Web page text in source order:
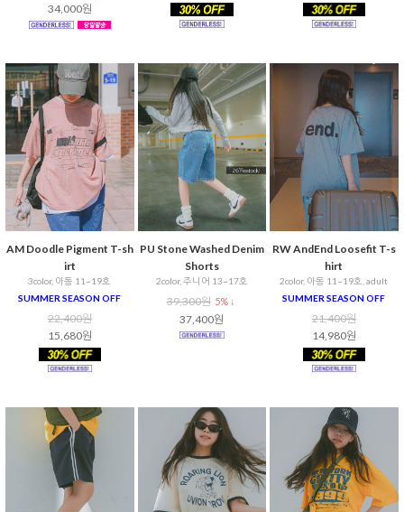
34,000원
AM Doodle Pigment T-sh
irt
3color, 아동 11~19호
SUMMER SEASON OFF
22,400원
15,680원
PU Stone Washed Denim
Shorts
2color, 주니어 13~17호
39,300원 5% ↓
37,400원
RW AndEnd Loosefit T-s
hirt
2color, 아동 11~19호, adult
SUMMER SEASON OFF
21,400원
14,980원